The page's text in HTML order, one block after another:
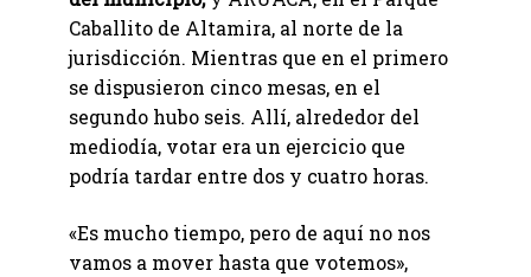
Caballito de Altamira, al norte de la
jurisdicción. Mientras que en el primero
se dispusieron cinco mesas, en el
segundo hubo seis. Allí, alrededor del
mediodía, votar era un ejercicio que
podría tardar entre dos y cuatro horas.
«Es mucho tiempo, pero de aquí no nos
vamos a mover hasta que votemos»,